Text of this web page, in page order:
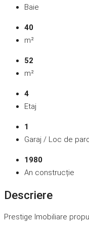
Baie
40
m²
52
m²
4
Etaj
1
Garaj / Loc de
1980
An construcție
Descriere
Prestige Imobiliare